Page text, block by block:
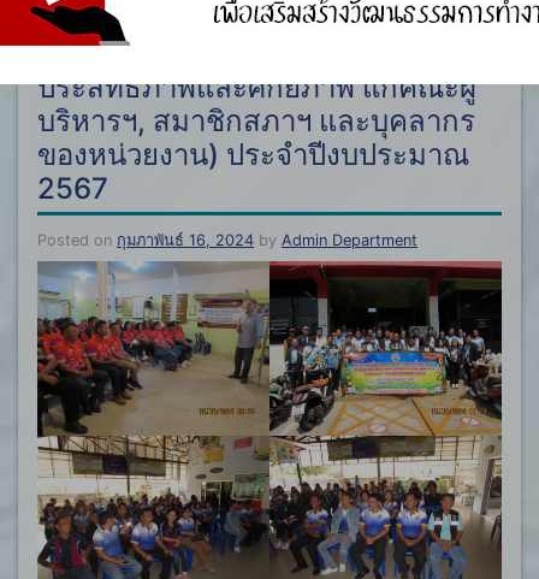
โครงการพัฒนาบุคลากรและการ
ศึกษา ดูงานนอกสถานที่ (เพื่อเพิ่ม
ประสิทธิภาพและศักยภาพ แก่คณะผู้
บริหารฯ, สมาชิกสภาฯ และบุคลากร
ของหน่วยงาน) ประจำปีงบประมาณ
2567
Posted on กุมภาพันธ์ 16, 2024 by Admin Department